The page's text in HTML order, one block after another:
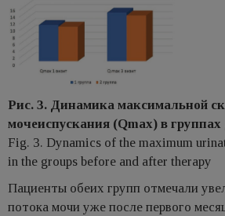
Рис. 3. Динамика максимальной
мочеиспускания (Qmax) в
Fig. 3. Dynamics of the maximum
in the groups before and after therapy
Пациенты обеих групп отмечали
потока мочи уже после первого